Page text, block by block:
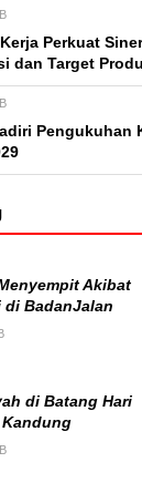
Perkuat
dan Target
Pengukuhan
Akibat
di BadanJalan
di Batang Hari
Kandung